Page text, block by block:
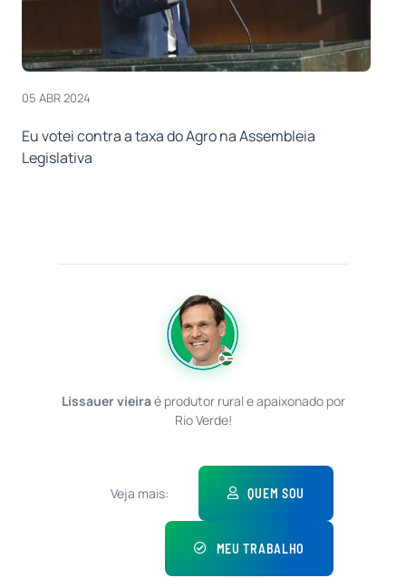
05 ABR 2024
Eu votei contra a taxa do Agro na Assembleia
Legislativa
Lissauer vieiraé produtor rural e apaixonado por
Rio Verde!
Veja mais: QUEM SOU
MEU TRABALHO